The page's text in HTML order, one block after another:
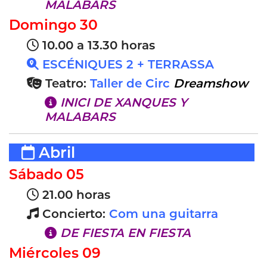
MALABARS
Domingo 30
10.00 a 13.30 horas
ESCÉNIQUES 2 + TERRASSA
Teatro: Taller de Circ Dreamshow
INICI DE XANQUES Y
MALABARS
Abril
Sábado 05
21.00 horas
Concierto: Com una guitarra
DE FIESTA EN FIESTA
Miércoles 09